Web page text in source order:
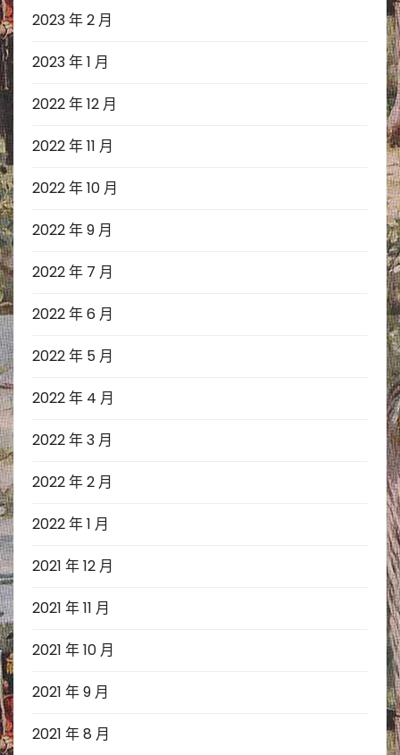
2023 年 2 月
2023 年 1 月
2022 年 12 月
2022 年 11 月
2022 年 10 月
2022 年 9 月
2022 年 7 月
2022 年 6 月
2022 年 5 月
2022 年 4 月
2022 年 3 月
2022 年 2 月
2022 年 1 月
2021 年 12 月
2021 年 11 月
2021 年 10 月
2021 年 9 月
2021 年 8 月